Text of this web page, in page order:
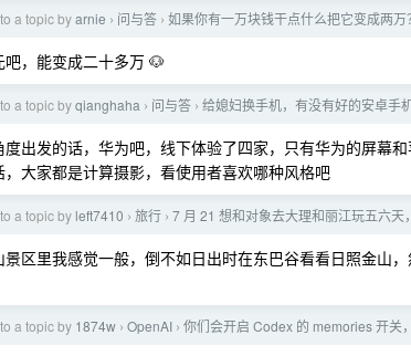
a topic byarnie › 问与答 › 如果你有一万块钱干点什么把它变成两万
吧，能变成二十多万 🐶
a topic byqianghaha › 问与答 › 给媳妇换手机，有没有好的安卓手
度出发的话，华为吧，线下体验了四家，只有华为的屏幕
，大家都是计算摄影，看使用者喜欢哪种风格吧
a topic by left7410 › 旅行 › 7 月 21 想和对象去大理和丽江玩五六
景区里我感觉一般，倒不如日出时在东巴谷看看日照金山
a topic by 1874w › OpenAI › 你们会开启 Codex 的 memories 开关